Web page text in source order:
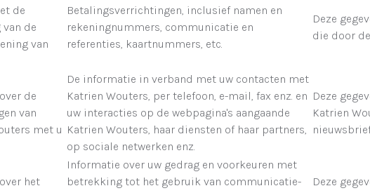
de
de
van
Betalingsverrichtingen, inclusief namen en
rekeningnummers, communicatie en
referenties, kaartnummers, etc.
Deze
die door
de
van
met u
De informatie in verband met uw contacten met
Katrien Wouters, per telefoon, e-mail, fax enz. en
uw interacties op de webpagina's aangaande
Katrien Wouters, haar diensten of haar partners,
op sociale netwerken enz.
Deze
Katrien
het
Informatie over uw gedrag en voorkeuren met
betrekking tot het gebruik van communicatie-
Deze